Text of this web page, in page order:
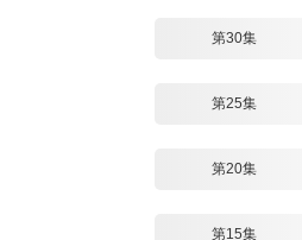
第30集
第25集
第20集
第15集